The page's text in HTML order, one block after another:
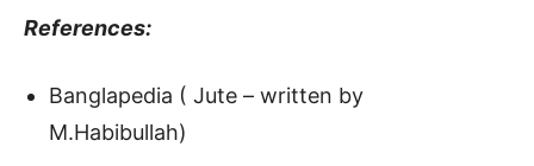
References:
Banglapedia ( Jute – written by
M.Habibullah)